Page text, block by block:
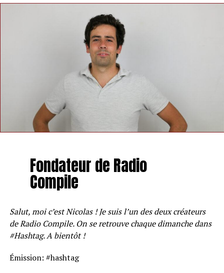
Fondateur de Radio
Compile
Salut, moi c’est Nicolas ! Je suis l’un des deux créateurs
de Radio Compile. On se retrouve chaque dimanche dans
#Hashtag. A bientôt !
Émission: #hashtag